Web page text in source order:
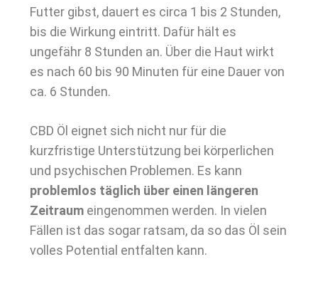
Futter gibst, dauert es circa 1 bis 2 Stunden,
bis die Wirkung eintritt. Dafür hält es
ungefähr 8 Stunden an. Über die Haut wirkt
es nach 60 bis 90 Minuten für eine Dauer von
ca. 6 Stunden.
CBD Öl eignet sich nicht nur für die
kurzfristige Unterstützung bei körperlichen
und psychischen Problemen. Es kann
problemlos täglich über einen längeren
Zeitraum eingenommen werden. In vielen
Fällen ist das sogar ratsam, da so das Öl sein
volles Potential entfalten kann.